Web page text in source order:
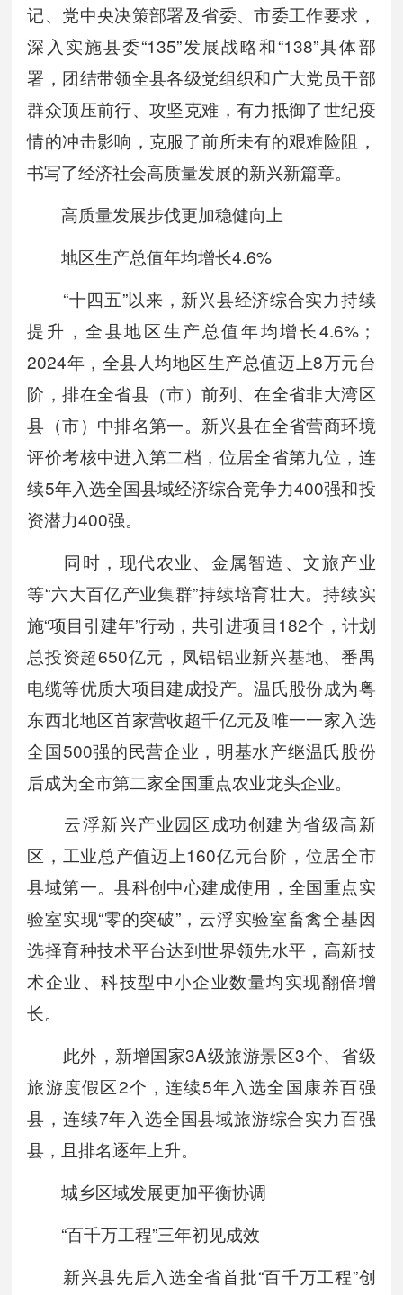
记、党中央决策部署及省委、市委工作要求，
深入实施县委“135”发展战略和“138”具体部
署，团结带领全县各级党组织和广大党员干部
群众顶压前行、攻坚克难，有力抵御了世纪疫
情的冲击影响，克服了前所未有的艰难险阻，
书写了经济社会高质量发展的新兴新篇章。
高质量发展步伐更加稳健向上
地区生产总值年均增长4.6%
“十四五”以来，新兴县经济综合实力持续
提升，全县地区生产总值年均增长4.6%；
2024年，全县人均地区生产总值迈上8万元台
阶，排在全省县（市）前列、在全省非大湾区
县（市）中排名第一。新兴县在全省营商环境
评价考核中进入第二档，位居全省第九位，连
续5年入选全国县域经济综合竞争力400强和投
资潜力400强。
同时，现代农业、金属智造、文旅产业
等“六大百亿产业集群”持续培育壮大。持续实
施“项目引建年”行动，共引进项目182个，计划
总投资超650亿元，凤铝铝业新兴基地、番禺
电缆等优质大项目建成投产。温氏股份成为粤
东西北地区首家营收超千亿元及唯一一家入选
全国500强的民营企业，明基水产继温氏股份
后成为全市第二家全国重点农业龙头企业。
云浮新兴产业园区成功创建为省级高新
区，工业总产值迈上160亿元台阶，位居全市
县域第一。县科创中心建成使用，全国重点实
验室实现“零的突破”，云浮实验室畜禽全基因
选择育种技术平台达到世界领先水平，高新技
术企业、科技型中小企业数量均实现翻倍增
长。
此外，新增国家3A级旅游景区3个、省级
旅游度假区2个，连续5年入选全国康养百强
县，连续7年入选全国县域旅游综合实力百强
县，且排名逐年上升。
城乡区域发展更加平衡协调
“百千万工程”三年初见成效
新兴县先后入选全省首批“百千万工程”创